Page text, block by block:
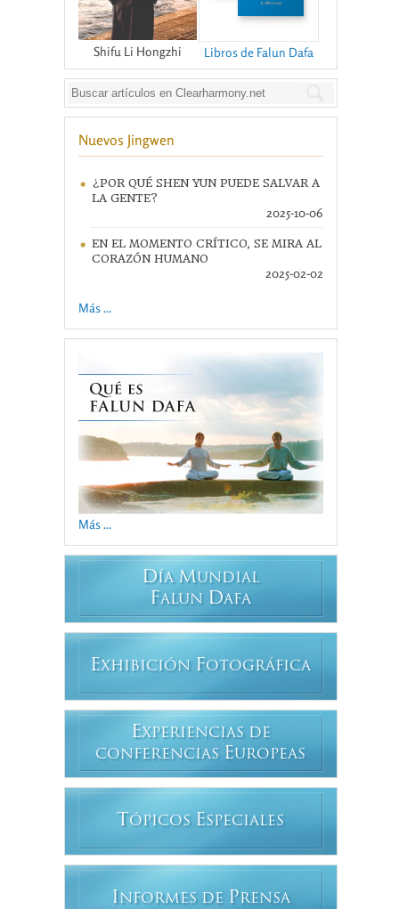
Shifu Li Hongzhi Libros de Falun Dafa
Nuevos Jingwen
¿POR QUÉ SHEN YUN PUEDE SALVAR A
LA GENTE?
2025-10-06
EN EL MOMENTO CRÍTICO, SE MIRA AL
CORAZÓN HUMANO
2025-02-02
Más ...
Más ...
DÍA MUNDIAL
FALUN DAFA
EXHIBICIÓN FOTOGRÁFICA
EXPERIENCIAS DE
CONFERENCIAS EUROPEAS
T ÓPICOS ESPECIALES
INFORMES DE PRENSA